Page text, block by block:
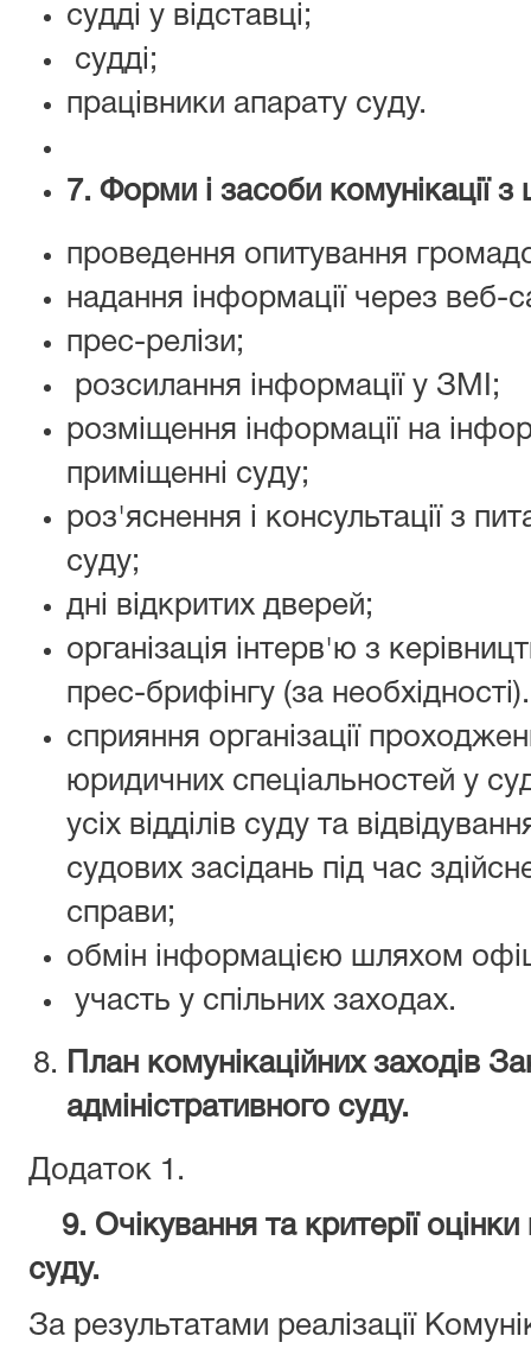
суддi у відставці;
суддi;
працівники апарату суду.
7. Форми i засоби комунікації
проведення опитування
надання інформації через веб-
прес-релізи;
розсилання інформації у ЗМІ;
розміщення інформації на
приміщенні суду;
роз'яснення i консультації з
суду;
дні відкритих дверей;
організація інтерв'ю з
прес-брифінгу (за необхідності).
сприяння організації
юридичних спеціальностей у
усіх відділів суду та
судових засідань під час
справи;
обмін інформацією шляхом
участь у спільних заходах.
План комунікаційних заходів
адмiнiстративного суду.
Додаток 1.
9. Очікування та критерії оцiнки
суду.
За результатами реалізації